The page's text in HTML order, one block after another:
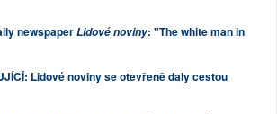
newspaperLidové noviny: "The white man in
Lidové noviny se otevřeně daly cestou